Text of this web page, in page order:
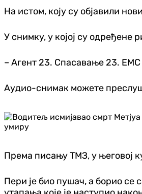
На истом, коју су објавили
У снимку, у којој су одређене
– Агент 23. Спасавање 23. ЕМС
Аудио-снимак можете
Према писању ТМЗ, у његовој
Пери је био пушач, а борио се